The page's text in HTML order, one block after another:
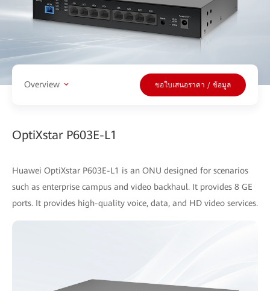
Overview ขอใบเสนอราคา / ข้อมูล
OptiXstar P603E-L1
Huawei OptiXstar P603E-L1 is an ONU designed for scenarios
such as enterprise campus and video backhaul. It provides 8 GE
ports. It provides high-quality voice, data, and HD video services.